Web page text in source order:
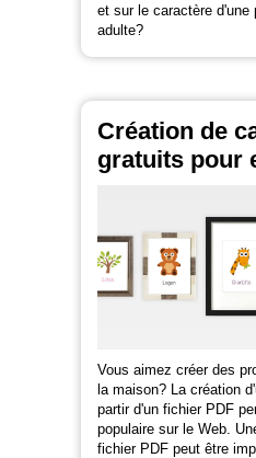
et sur le caractère d'une
adulte?
Création de
gratuits pour
Vous aimez créer des
la maison? La création
partir d'un fichier PDF
populaire sur le Web.
fichier PDF peut être